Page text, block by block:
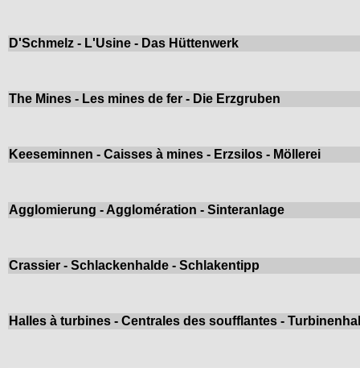
D'Schmelz - L'Usine - Das Hüttenwerk
The Mines - Les mines de fer - Die Erzgruben
Keeseminnen - Caisses à mines - Erzsilos - Möllerei
Agglomierung - Agglomération - Sinteranlage
Crassier - Schlackenhalde - Schlakentipp
Halles à turbines - Centrales des soufflantes -